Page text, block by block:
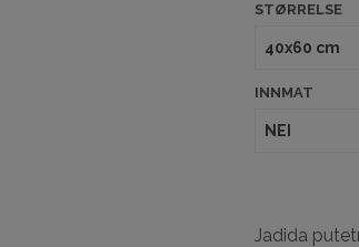
STØRRELSE
INNMAT
Jadida